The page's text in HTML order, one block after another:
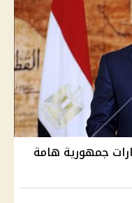
جمهورية هامة